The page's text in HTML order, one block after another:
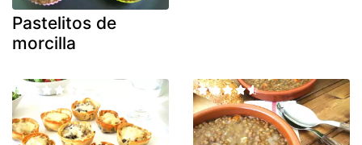
Pastelitos de
morcilla